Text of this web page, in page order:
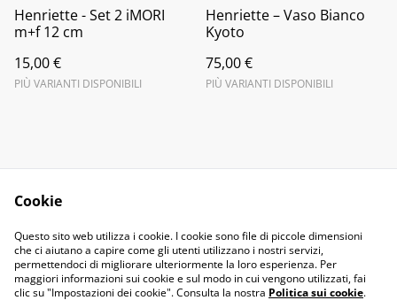
Henriette - Set 2 iMORI
m+f 12 cm
15,00 €
PIÙ VARIANTI DISPONIBILI
Henriette – Vaso Bianco
Kyoto
75,00 €
PIÙ VARIANTI DISPONIBILI
Contact Us
Legal Terms
Privacy Policy
Cookie Policy
Cookie
Questo sito web utilizza i cookie. I cookie sono file di piccole dimensioni
che ci aiutano a capire come gli utenti utilizzano i nostri servizi,
permettendoci di migliorare ulteriormente la loro esperienza. Per
maggiori informazioni sui cookie e sul modo in cui vengono utilizzati, fai
clic su "Impostazioni dei cookie". Consulta la nostra Politica sui cookie.